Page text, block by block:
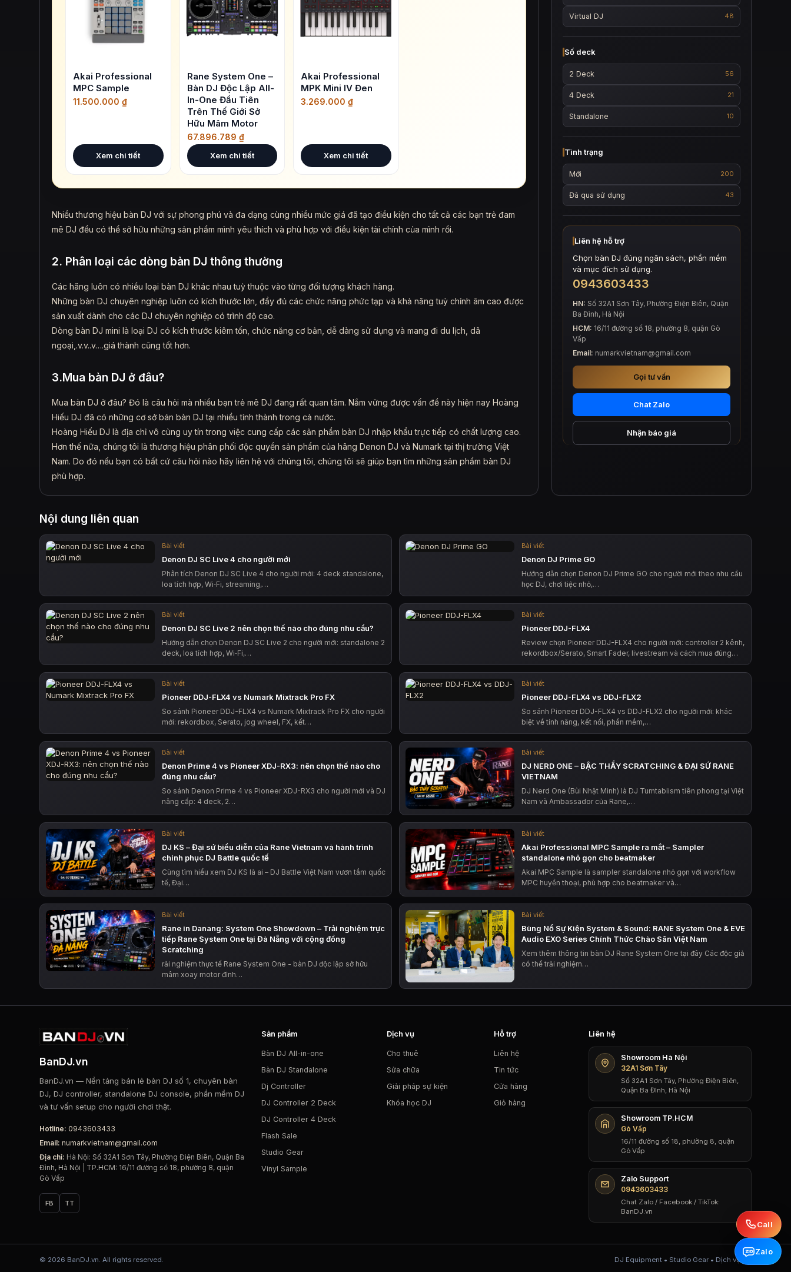
Akai Professional
MPC Sample
11.500.000 ₫
Xem chi tiết
Rane System One –
Bàn DJ Độc Lập All-
In-One Đầu Tiên
Trên Thế Giới Sở
Hữu Mâm Motor
67.896.789 ₫
Xem chi tiết
Akai Professional
MPK Mini IV Đen
3.269.000 ₫
Xem chi tiết
Nhiều thương hiệu bàn DJ với sự phong phú và đa dạng cùng nhiều mức giá đã tạo điều kiện cho tất cả các bạn trẻ đam
mê DJ đều có thể sở hữu những sản phẩm mình yêu thích và phù hợp với điều kiện tài chính của mình rồi.
2. Phân loại các dòng bàn DJ thông thường
Các hãng luôn có nhiều loại bàn DJ khác nhau tuỳ thuộc vào từng đối tượng khách hàng.
Những bàn DJ chuyên nghiệp luôn có kích thước lớn, đầy đủ các chức năng phức tạp và khả năng tuỳ chỉnh âm cao được
sản xuất dành cho các DJ chuyên nghiệp có trình độ cao.
Dòng bàn DJ mini là loại DJ có kích thước kiêm tốn, chức năng cơ bản, dễ dàng sử dụng và mang đi du lịch, dã
ngoại,.v.v..v….giá thành cũng tốt hơn.
3.Mua bàn DJ ở đâu?
Mua bàn DJ ở đâu? Đó là câu hỏi mà nhiều bạn trẻ mê DJ đang rất quan tâm. Nắm vững được vấn đề này hiện nay Hoàng
Hiếu DJ đã có những cơ sở bán bàn DJ tại nhiều tỉnh thành trong cả nước.
Hoàng Hiếu DJ là địa chỉ vô cùng uy tín trong việc cung cấp các sản phẩm bàn DJ nhập khẩu trực tiếp có chất lượng cao.
Hơn thế nữa, chúng tôi là thương hiệu phân phối độc quyền sản phẩm của hãng Denon DJ và Numark tại thị trường Việt
Nam. Do đó nếu bạn có bất cứ câu hỏi nào hãy liên hệ với chúng tôi, chúng tôi sẽ giúp bạn tìm những sản phẩm bàn DJ
phù hợp.
Virtual DJ 48
Số deck
2 Deck 56
4 Deck 21
Standalone 10
Tình trạng
Mới 200
Đã qua sử dụng 43
Liên hệ hỗ trợ
Chọn bàn DJ đúng ngân sách, phần mềm
và mục đích sử dụng.
0943603433
HN: Số 32A1 Sơn Tây, Phường Điện Biên, Quận
Ba Đình, Hà Nội
HCM: 16/11 đường số 18, phường 8, quận Gò
Vấp
Email: numarkvietnam@gmail.com
Gọi tư vấn
Chat Zalo
Nhận báo giá
Nội dung liên quan
Bài viết
Denon DJ SC Live 4 cho người mới
Phân tích Denon DJ SC Live 4 cho người mới: 4 deck standalone,
loa tích hợp, Wi‑Fi, streaming,…
Bài viết
Denon DJ Prime GO
Hướng dẫn chọn Denon DJ Prime GO cho người mới theo nhu cầu
học DJ, chơi tiệc nhỏ,…
Bài viết
Denon DJ SC Live 2 nên chọn thế nào cho đúng nhu cầu?
Hướng dẫn chọn Denon DJ SC Live 2 cho người mới: standalone 2
deck, loa tích hợp, Wi‑Fi,…
Bài viết
Pioneer DDJ-FLX4
Review chọn Pioneer DDJ-FLX4 cho người mới: controller 2 kênh,
rekordbox/Serato, Smart Fader, livestream và cách mua đúng…
Bài viết
Pioneer DDJ-FLX4 vs Numark Mixtrack Pro FX
So sánh Pioneer DDJ-FLX4 vs Numark Mixtrack Pro FX cho người
mới: rekordbox, Serato, jog wheel, FX, kết…
Bài viết
Pioneer DDJ-FLX4 vs DDJ-FLX2
So sánh Pioneer DDJ-FLX4 vs DDJ-FLX2 cho người mới: khác
biệt về tính năng, kết nối, phần mềm,…
Bài viết
Denon Prime 4 vs Pioneer XDJ-RX3: nên chọn thế nào cho
đúng nhu cầu?
So sánh Denon Prime 4 vs Pioneer XDJ-RX3 cho người mới và DJ
nâng cấp: 4 deck, 2…
Bài viết
DJ NERD ONE – BẬC THẦY SCRATCHING & ĐẠI SỨ RANE
VIETNAM
DJ Nerd One (Bùi Nhật Minh) là DJ Turntablism tiên phong tại Việt
Nam và Ambassador của Rane,…
Bài viết
DJ KS – Đại sứ biểu diễn của Rane Vietnam và hành trình
chinh phục DJ Battle quốc tế
Cùng tìm hiểu xem DJ KS là ai – DJ Battle Việt Nam vươn tầm quốc
tế, Đại…
Bài viết
Akai Professional MPC Sample ra mắt – Sampler
standalone nhỏ gọn cho beatmaker
Akai MPC Sample là sampler standalone nhỏ gọn với workflow
MPC huyền thoại, phù hợp cho beatmaker và…
Bài viết
Rane in Danang: System One Showdown – Trải nghiệm trực
tiếp Rane System One tại Đà Nẵng với cộng đồng
Scratching
rải nghiệm thực tế Rane System One - bàn DJ độc lập sở hữu
mâm xoay motor đỉnh…
Bài viết
Bùng Nổ Sự Kiện System & Sound: RANE System One & EVE
Audio EXO Series Chính Thức Chào Sân Việt Nam
Xem thêm thông tin bàn DJ Rane System One tại đây Các độc giả
có thể trải nghiệm…
BanDJ.vn
BanDJ.vn — Nền tảng bán lẻ bàn DJ số 1, chuyên bàn
DJ, DJ controller, standalone DJ console, phần mềm DJ
và tư vấn setup cho người chơi thật.
Hotline: 0943603433
Email: numarkvietnam@gmail.com
Địa chỉ: Hà Nội: Số 32A1 Sơn Tây, Phường Điện Biên, Quận Ba
Đình, Hà Nội | TP.HCM: 16/11 đường số 18, phường 8, quận
Gò Vấp
FB TT
Sản phẩm
Bàn DJ All-in-one
Bàn DJ Standalone
Dj Controller
DJ Controller 2 Deck
DJ Controller 4 Deck
Flash Sale
Studio Gear
Vinyl Sample
Dịch vụ
Cho thuê
Sửa chữa
Giải pháp sự kiện
Khóa học DJ
Hỗ trợ
Liên hệ
Tin tức
Cửa hàng
Giỏ hàng
Liên hệ
Showroom Hà Nội
32A1 Sơn Tây
Số 32A1 Sơn Tây, Phường Điện Biên,
Quận Ba Đình, Hà Nội
Showroom TP.HCM
Gò Vấp
16/11 đường số 18, phường 8, quận
Gò Vấp
Zalo Support
0943603433
Chat Zalo / Facebook / TikTok:
BanDJ.vn
© 2026 BanDJ.vn. All rights reserved. DJ Equipment • Studio Gear • Dịch vụ DJ
Call
Zalo